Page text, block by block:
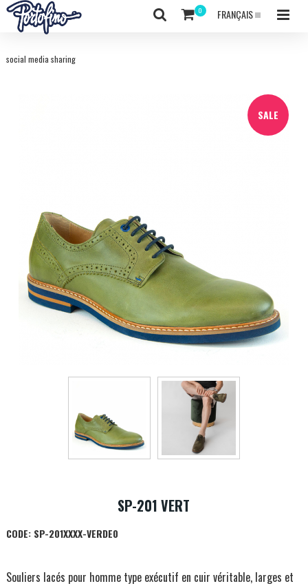
FRANÇAIS
social media sharing
SALE
SP-201 VERT
CODE:SP-201XXXX-VERDE0
Souliers lacés pour homme type exécutif en cuir véritable, larges et